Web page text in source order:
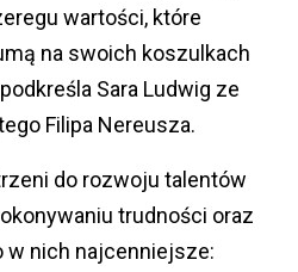
wartości, które
na swoich koszulkach
Sara Ludwig ze
Filipa Nereusza.
do rozwoju talentów
trudności oraz
w nich najcenniejsze: